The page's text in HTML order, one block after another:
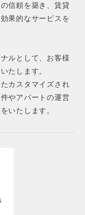
信頼を築き、賃貸
果的なサービスを
ルとして、お客様
たします。
カスタマイズされ
やアパートの運営
いたします。